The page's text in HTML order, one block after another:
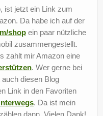
ist jetzt ein Link zum
Da habe ich auf der
shop ein paar nützliche
zusammengestellt.
zahlt mir Amazon eine
. Wer gerne bei
diesen Blog
Link in den Favoriten
. Da ist mein
dann. Vielen Dank!